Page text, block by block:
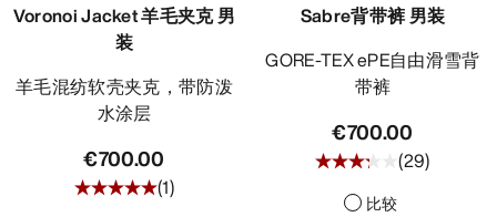
Voronoi Jacket 羊毛夹克 男
装
羊毛混纺软壳夹克，带防泼
水涂层
€700.00
(1)
Sabre背带裤 男装
GORE-TEX ePE自由滑雪背
带裤
€700.00
(29)
比较